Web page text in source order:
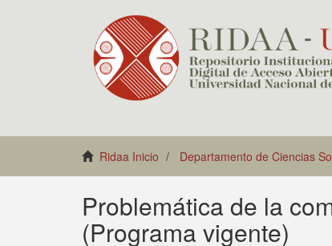
Ridaa Inicio Departamento de Ciencias
Problemática de la
(Programa vigente)